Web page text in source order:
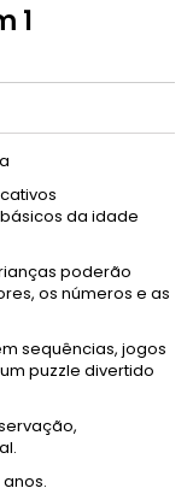
1
da idade
poderão
os números e as
sequências, jogos
puzzle divertido